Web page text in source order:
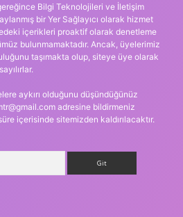
Bilgi Teknolojileri ve İletişim
bir Yer Sağlayıcı olarak hizmet
içerikleri proaktif olarak denetleme
bulunmamaktadır. Ancak, üyelerimiz
taşımakta olup, siteye üye olarak
aykırı olduğunu düşündüğünüz
adresine bildirmeniz
içerisinde sitemizden kaldırılacaktır.